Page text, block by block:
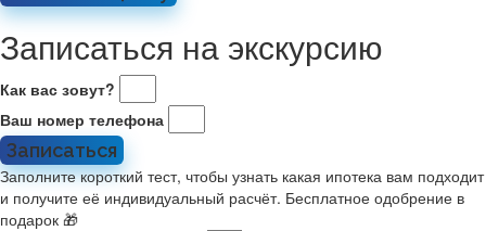
Записаться на экскурсию
Как вас зовут?
Ваш номер телефона
Записаться
Заполните короткий тест, чтобы узнать какая ипотека вам подходит
и получите её индивидуальный расчёт. Бесплатное одобрение в
подарок 🎁